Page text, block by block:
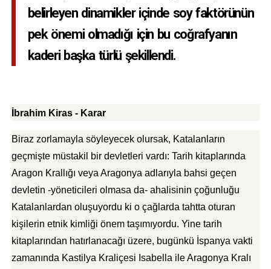
belirleyen dinamikler içinde soy faktörünün
pek önemi olmadığı için bu coğrafyanın
kaderi başka türlü şekillendi.
İbrahim Kiras - Karar
Biraz zorlamayla söyleyecek olursak, Katalanların
geçmişte müstakil bir devletleri vardı: Tarih kitaplarında
Aragon Krallığı veya Aragonya adlarıyla bahsi geçen
devletin -yöneticileri olmasa da- ahalisinin çoğunluğu
Katalanlardan oluşuyordu ki o çağlarda tahtta oturan
kişilerin etnik kimliği önem taşımıyordu. Yine tarih
kitaplarından hatırlanacağı üzere, bugünkü İspanya vakti
zamanında Kastilya Kraliçesi Isabella ile Aragonya Kralı